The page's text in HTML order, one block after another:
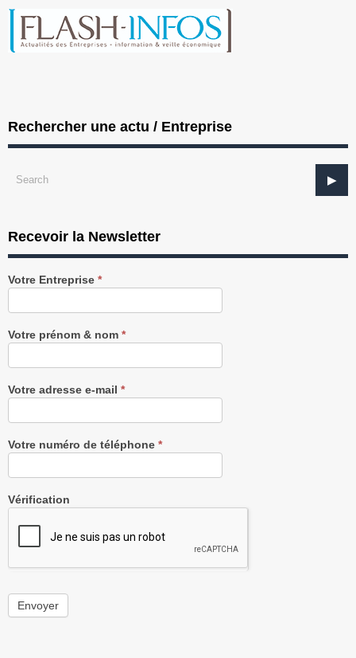
Rechercher une actu / Entreprise
Recevoir la Newsletter
Recevez
notre
gratuitement
Votre Entreprise *
Votre prénom & nom *
Votre adresse e-mail *
Votre numéro de téléphone *
Vérification
Envoyer